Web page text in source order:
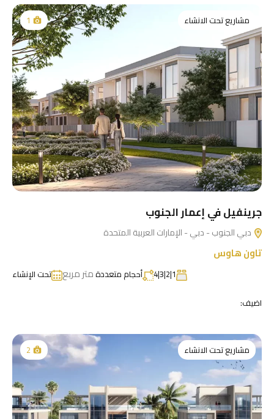
مشاريع تحت الانشاء 1
جرينفيل في إعمار الجنوب
دبي الجنوب - دبي - الإمارات العربية المتحدة
تاون هاوس
1|2|3|4 أحجام متعددةمتر مربع
تحت الإنشاء
اضيف:
مشاريع تحت الانشاء 2